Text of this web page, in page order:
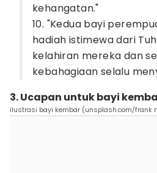
kehangatan."
10. "Kedua bayi
hadiah istimewa dari
kelahiran mereka dan
kebahagiaan selalu
3. Ucapan untuk bayi
ilustrasi bayi kembar (unsplash.com/frank